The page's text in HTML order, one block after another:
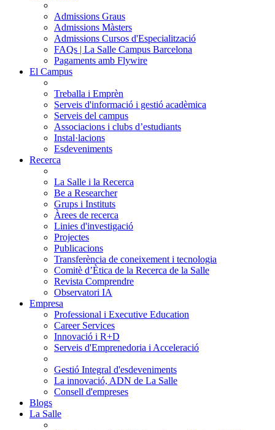
Admissions Graus
Admissions Màsters
Admissions Cursos d'Especialització
FAQs | La Salle Campus Barcelona
Pagaments amb Flywire
El Campus
Treballa i Emprèn
Serveis d'informació i gestió acadèmica
Serveis del campus
Associacions i clubs d’estudiants
Instal·lacions
Esdeveniments
Recerca
La Salle i la Recerca
Be a Researcher
Grups i Instituts
Àrees de recerca
Linies d'investigació
Projectes
Publicacions
Transferència de coneixement i tecnologia
Comitè d’Ètica de la Recerca de la Salle
Revista Comprendre
Observatori IA
Empresa
Professional i Executive Education
Career Services
Innovació i R+D
Serveis d'Emprenedoria i Acceleració
Gestió Integral d'esdeveniments
La innovació, ADN de La Salle
Consell d'empreses
Blogs
La Salle